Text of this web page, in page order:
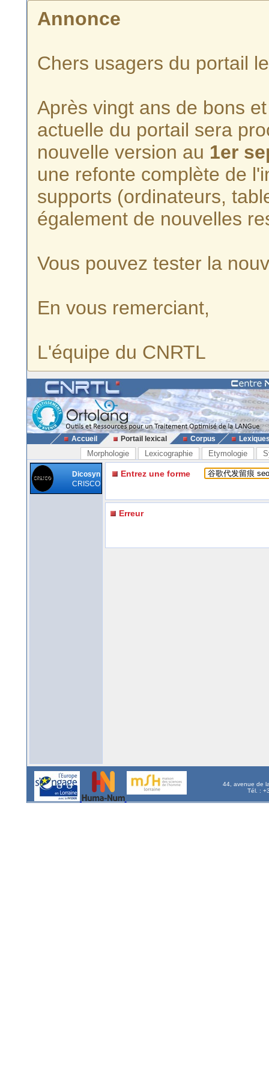
Annonce
Chers usagers du portail
Après vingt ans de bons
actuelle du portail sera
nouvelle version au 1er
une refonte complète de
supports (ordinateurs,
également de nouvelles
Vous pouvez tester la
En vous remerciant,
L'équipe du CNRTL
Accueil Portail lexical Corpus
Morphologie Lexicographie Etymologie
Dicosyn
CRISCO
Entrez une forme
Erreur
44, avenue de
Tél. :